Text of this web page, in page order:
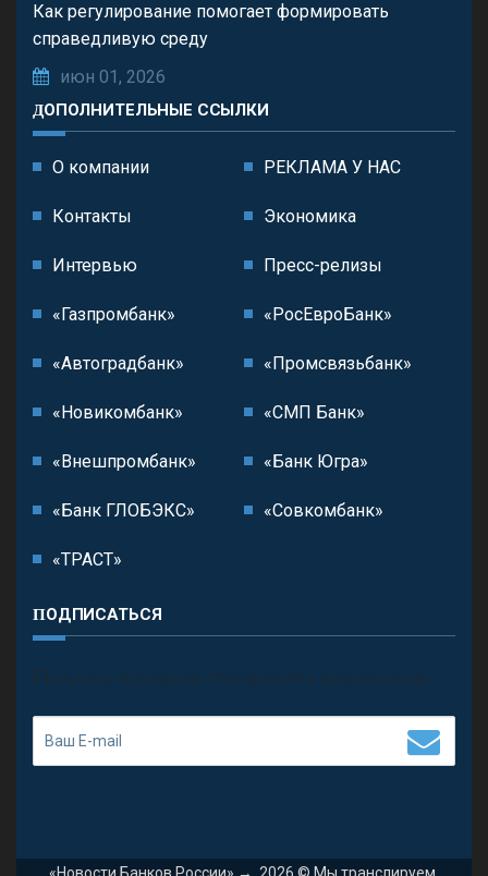
Как регулирование помогает формировать
справедливую среду
июн 01, 2026
ДОПОЛНИТЕЛЬНЫЕ ССЫЛКИ
О компании РЕКЛАМА У НАС
Контакты Экономика
Интервью Пресс-релизы
«Газпромбанк» «РосЕвроБанк»
«Автоградбанк» «Промсвязьбанк»
«Новикомбанк» «СМП Банк»
«Внешпромбанк» «Банк Югра»
«Банк ГЛОБЭКС» «Совкомбанк»
«ТРАСТ»
ПОДПИСАТЬСЯ
П олучить последние обновления и предложения.